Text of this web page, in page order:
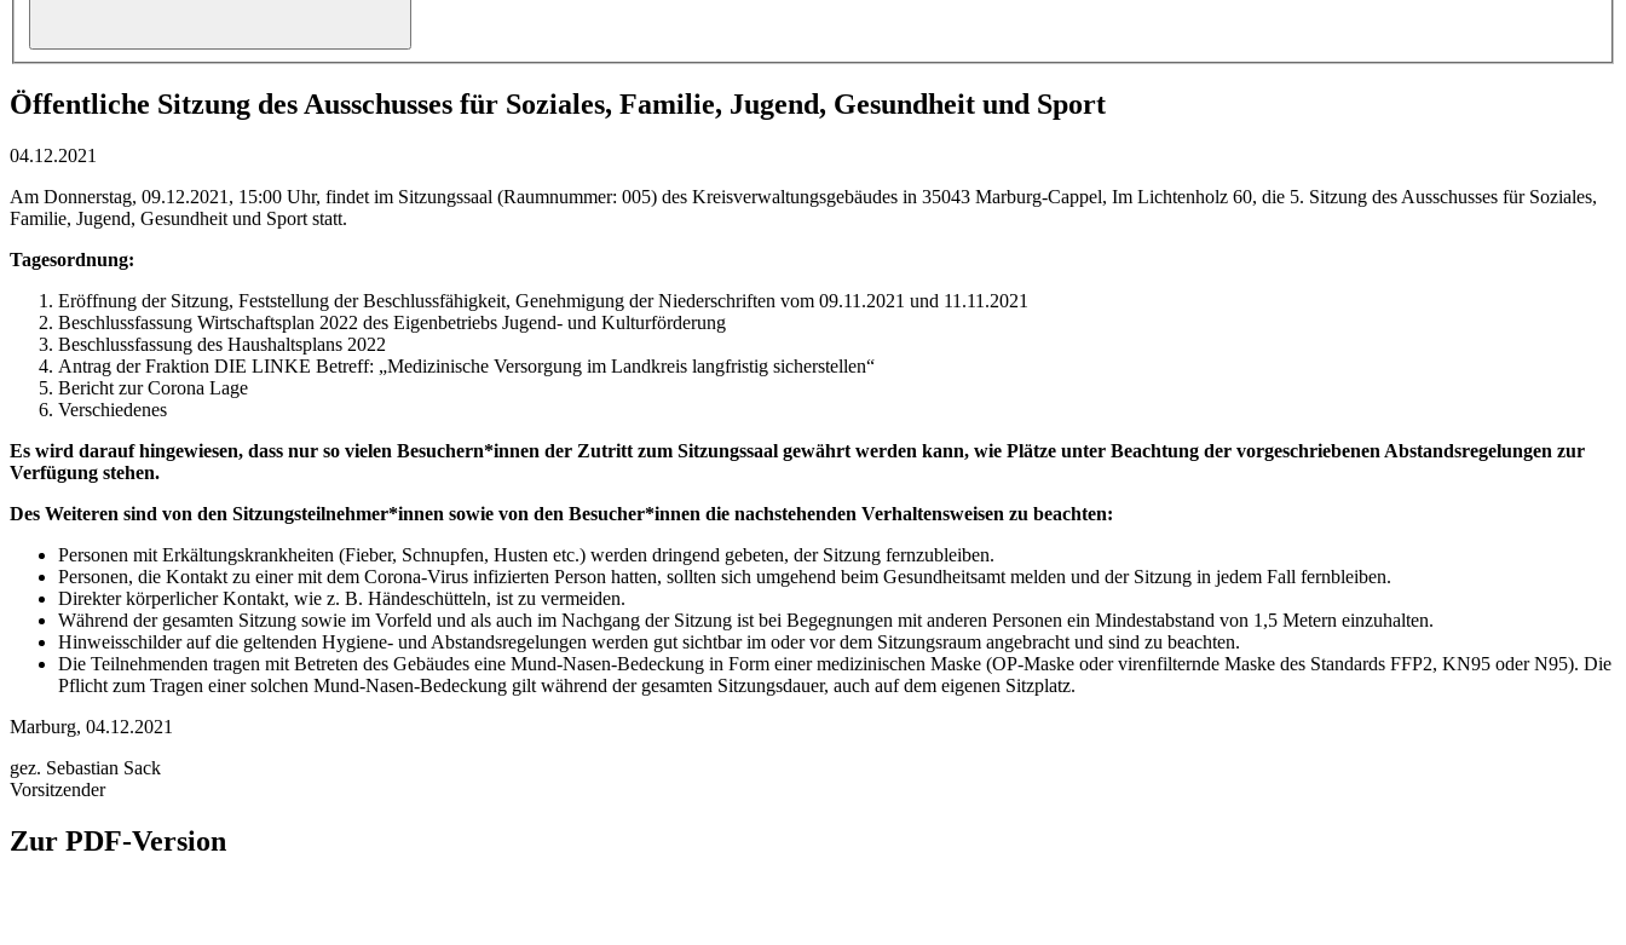
Öffentliche Sitzung des Ausschusses für Soziales, Familie, Jugend, Gesundheit und Sport
04.12.2021
Am Donnerstag, 09.12.2021, 15:00 Uhr, findet im Sitzungssaal (Raumnummer: 005) des Kreisverwaltungsgebäudes in 35043 Marburg-Cappel, Im Lichtenholz 60, die 5. Sitzung des Ausschusses für Soziales,
Familie, Jugend, Gesundheit und Sport statt.
Tagesordnung:
Eröffnung der Sitzung, Feststellung der Beschlussfähigkeit, Genehmigung der Niederschriften vom 09.11.2021 und 11.11.2021
Beschlussfassung Wirtschaftsplan 2022 des Eigenbetriebs Jugend- und Kulturförderung
Beschlussfassung des Haushaltsplans 2022
Antrag der Fraktion DIE LINKE Betreff: „Medizinische Versorgung im Landkreis langfristig sicherstellen“
Bericht zur Corona Lage
Verschiedenes
Es wird darauf hingewiesen, dass nur so vielen Besuchern*innen der Zutritt zum Sitzungssaal gewährt werden kann, wie Plätze unter Beachtung der vorgeschriebenen Abstandsregelungen zur
Verfügung stehen.
Des Weiteren sind von den Sitzungsteilnehmer*innen sowie von den Besucher*innen die nachstehenden Verhaltensweisen zu beachten:
Personen mit Erkältungskrankheiten (Fieber, Schnupfen, Husten etc.) werden dringend gebeten, der Sitzung fernzubleiben.
Personen, die Kontakt zu einer mit dem Corona-Virus infizierten Person hatten, sollten sich umgehend beim Gesundheitsamt melden und der Sitzung in jedem Fall fernbleiben.
Direkter körperlicher Kontakt, wie z. B. Händeschütteln, ist zu vermeiden.
Während der gesamten Sitzung sowie im Vorfeld und als auch im Nachgang der Sitzung ist bei Begegnungen mit anderen Personen ein Mindestabstand von 1,5 Metern einzuhalten.
Hinweisschilder auf die geltenden Hygiene- und Abstandsregelungen werden gut sichtbar im oder vor dem Sitzungsraum angebracht und sind zu beachten.
Die Teilnehmenden tragen mit Betreten des Gebäudes eine Mund-Nasen-Bedeckung in Form einer medizinischen Maske (OP-Maske oder virenfilternde Maske des Standards FFP2, KN95 oder N95). Die
Pflicht zum Tragen einer solchen Mund-Nasen-Bedeckung gilt während der gesamten Sitzungsdauer, auch auf dem eigenen Sitzplatz.
Marburg, 04.12.2021
gez. Sebastian Sack
Vorsitzender
Zur PDF-Version